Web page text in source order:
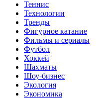
Теннис
Технологии
Тренды
Фигурное катание
Фильмы и сериалы
Футбол
Хоккей
Шахматы
Шоу-бизнес
Экология
Экономика